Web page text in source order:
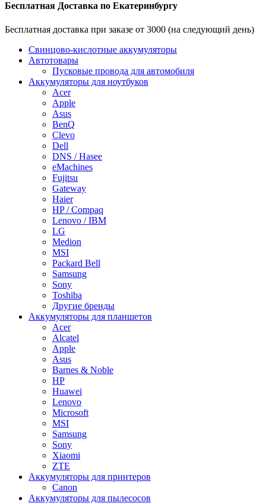
Бесплатная Доставка по Екатеринбургу
Бесплатная доставка при заказе от 3000 (на следующий день)
Cвинцово-кислотные аккумуляторы
Автотовары
Пусковые провода для автомобиля
Аккумуляторы для ноутбуков
Acer
Apple
Asus
BenQ
Clevo
Dell
DNS / Hasee
eMachines
Fujitsu
Gateway
Haier
HP / Compaq
Lenovo / IBM
LG
Medion
MSI
Packard Bell
Samsung
Sony
Toshiba
Другие бренды
Аккумуляторы для планшетов
Acer
Alcatel
Apple
Asus
Barnes & Noble
HP
Huawei
Lenovo
Microsoft
MSI
Samsung
Sony
Xiaomi
ZTE
Аккумуляторы для принтеров
Canon
Аккумуляторы для пылесосов